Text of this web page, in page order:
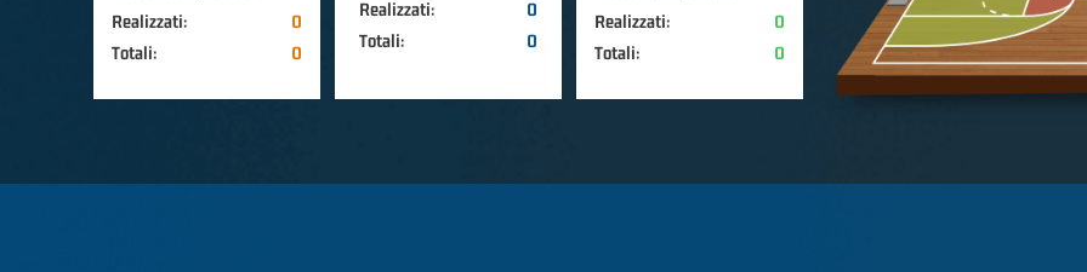
Realizzati:
0
Totali:
0
Realizzati:
0
Totali:
0
Realizzati:
0
Totali:
0